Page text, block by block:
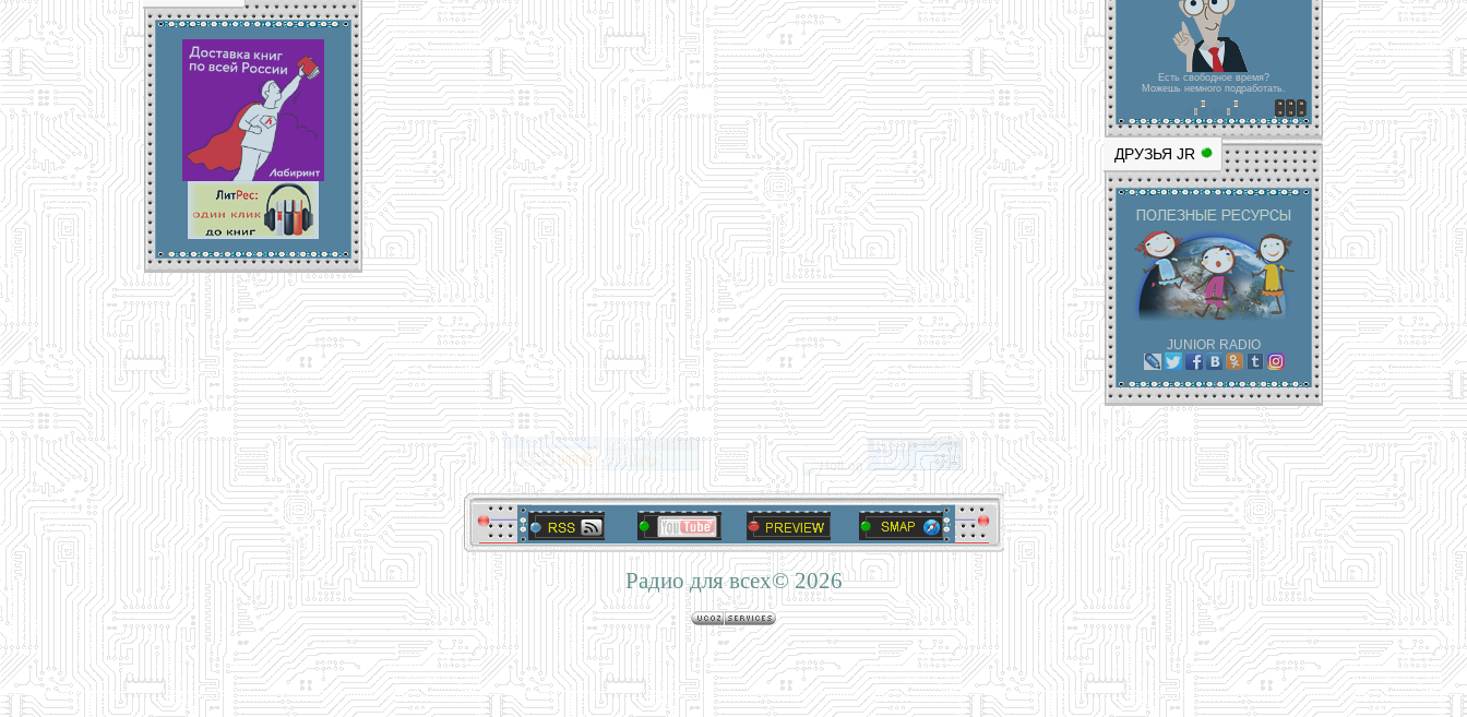
Есть свободное время?
Можешь немного подработать.
ДРУЗЬЯ JR
JUNIOR RADIO
Радио для всех© 2026